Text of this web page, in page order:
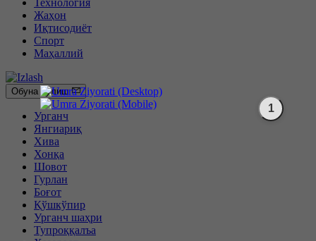
Жаҳон
Иқтисодиёт
Спорт
Маҳаллий
Обуна бўлиш
Урганч
Янгиариқ
Хива
Хонқа
Шовот
Гурлан
Боғот
Қўшкўпир
Урганч шаҳри
Тупроққалъа